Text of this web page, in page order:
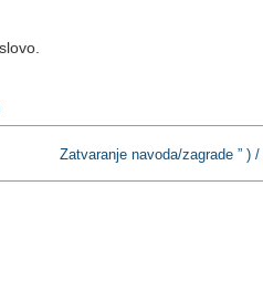
Zatvaranje navoda/zagrade ” ) /